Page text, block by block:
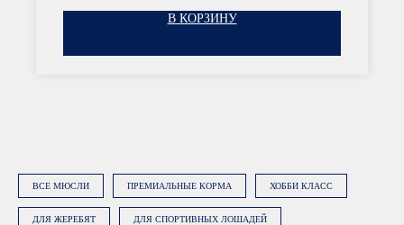
В КОРЗИНУ
ВСЕ МЮСЛИ ПРЕМИАЛЬНЫЕ КОРМА ХОББИ КЛАСС
ДЛЯ ЖЕРЕБЯТ ДЛЯ СПОРТИВНЫХ ЛОШАДЕЙ
именно вашей лошади
обработку персональных данных.
Подробнее об обработке данных в
Политике.